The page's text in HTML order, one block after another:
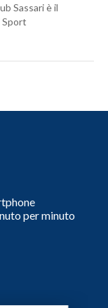
Sassari è il
Sport
per minuto